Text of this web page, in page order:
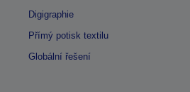
Digigraphie
Přímý potisk textilu
Globální řešení